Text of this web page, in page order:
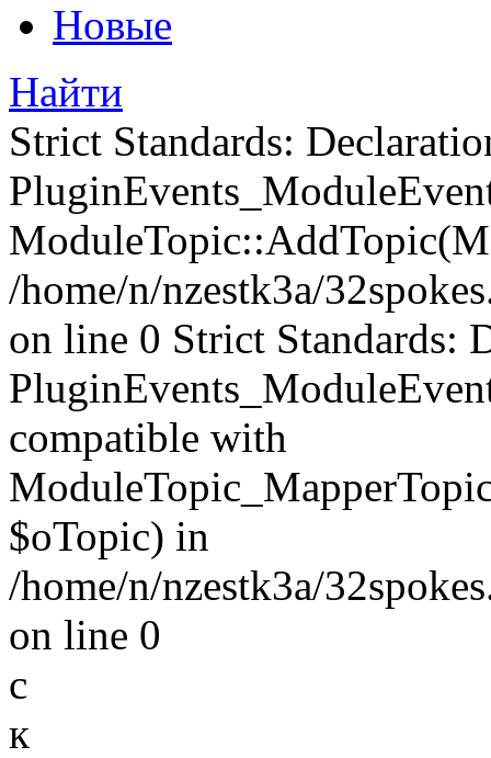
Новые
Найти
Strict Standards:
/home/n/nzestk3a/
on line 0 Strict Standards:
compatible with
$oTopic) in
/home/n/nzestk3a/
on line 0
с
к